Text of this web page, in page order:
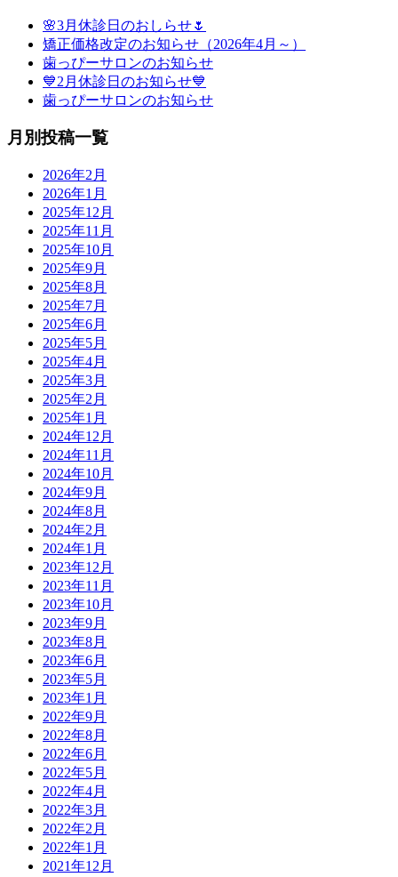
🌸3月休診日のおしらせ🌷
矯正価格改定のお知らせ（2026年4月～）
歯っぴーサロンのお知らせ
💙2月休診日のお知らせ💙
歯っぴーサロンのお知らせ
月別投稿一覧
2026年2月
2026年1月
2025年12月
2025年11月
2025年10月
2025年9月
2025年8月
2025年7月
2025年6月
2025年5月
2025年4月
2025年3月
2025年2月
2025年1月
2024年12月
2024年11月
2024年10月
2024年9月
2024年8月
2024年2月
2024年1月
2023年12月
2023年11月
2023年10月
2023年9月
2023年8月
2023年6月
2023年5月
2023年1月
2022年9月
2022年8月
2022年6月
2022年5月
2022年4月
2022年3月
2022年2月
2022年1月
2021年12月